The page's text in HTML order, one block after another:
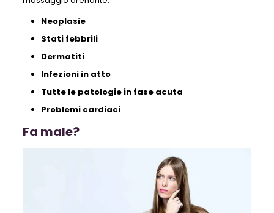
Neoplasie
Stati febbrili
Dermatiti
Infezioni in atto
Tutte le patologie in fase acuta
Problemi cardiaci
Fa male?